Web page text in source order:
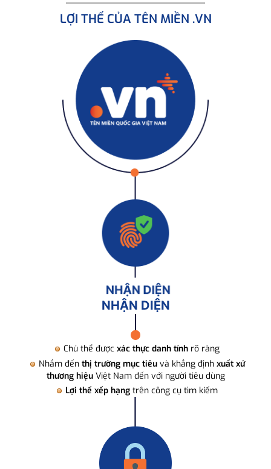
LỢI THẾ CỦA TÊN MIỀN .VN
NHẬN DIỆN
Chủ thể được xác thực danh tính rõ ràng
Nhắm đến thị trường mục tiêuvà khẳng định xuất xứ
thương hiệuViệt Nam đến với người tiêu dùng
Lợi thế xếp hạng trên công cụ tìm kiếm